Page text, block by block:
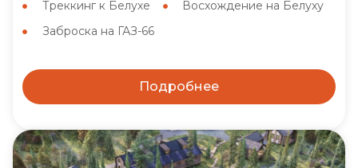
Треккинг к Белухе
Восхождение на Белуху
Заброска на ГАЗ-66
Подробнее